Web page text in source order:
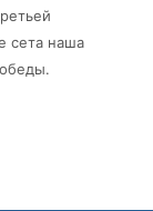
сета наша